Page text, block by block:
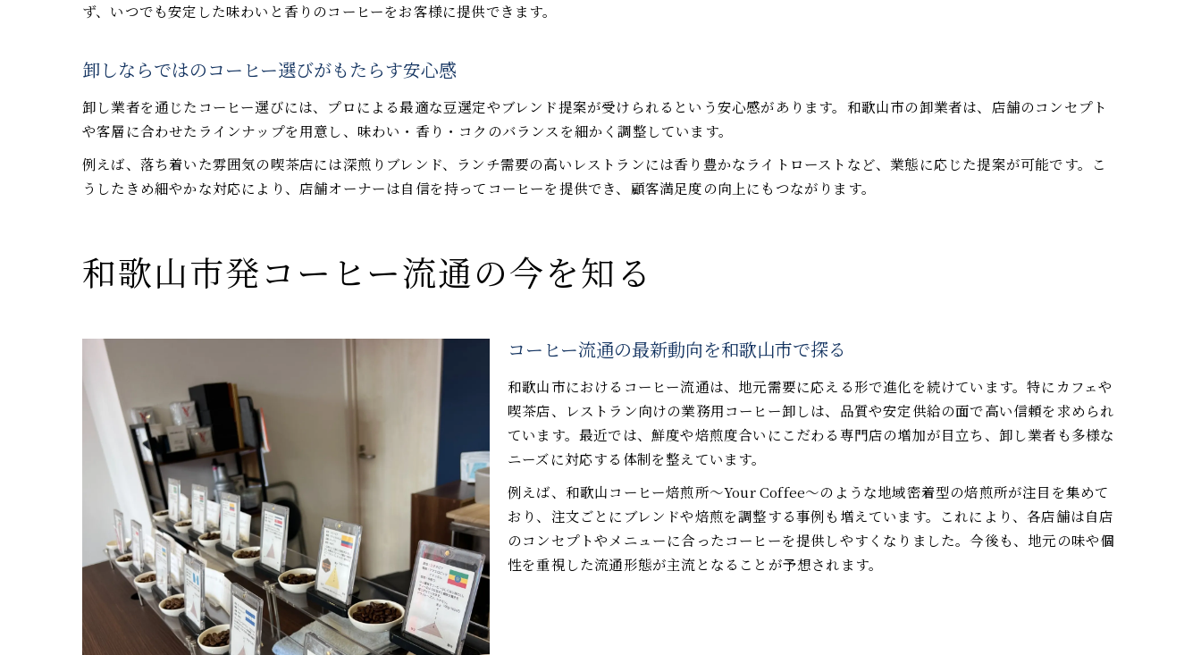
ず、いつでも安定した味わいと香りのコーヒーをお客様に提供できます。
卸しならではのコーヒー選びがもたらす安心感
卸し業者を通じたコーヒー選びには、プロによる最適な豆選定やブレンド提案が受けられるという安心感があります。和歌山市の卸業者は、店舗のコンセプト
や客層に合わせたラインナップを用意し、味わい・香り・コクのバランスを細かく調整しています。
例えば、落ち着いた雰囲気の喫茶店には深煎りブレンド、ランチ需要の高いレストランには香り豊かなライトローストなど、業態に応じた提案が可能です。こ
うしたきめ細やかな対応により、店舗オーナーは自信を持ってコーヒーを提供でき、顧客満足度の向上にもつながります。
和歌山市発コーヒー流通の今を知る
コーヒー流通の最新動向を和歌山市で探る
和歌山市におけるコーヒー流通は、地元需要に応える形で進化を続けています。特にカフェや
喫茶店、レストラン向けの業務用コーヒー卸しは、品質や安定供給の面で高い信頼を求められ
ています。最近では、鮮度や焙煎度合いにこだわる専門店の増加が目立ち、卸し業者も多様な
ニーズに対応する体制を整えています。
例えば、和歌山コーヒー焙煎所〜Your Coffee〜のような地域密着型の焙煎所が注目を集めて
おり、注文ごとにブレンドや焙煎を調整する事例も増えています。これにより、各店舗は自店
のコンセプトやメニューに合ったコーヒーを提供しやすくなりました。今後も、地元の味や個
性を重視した流通形態が主流となることが予想されます。